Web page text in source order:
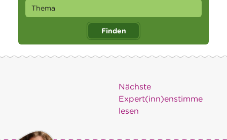
Finden
Nächste
Expert(inn)enstimme
lesen